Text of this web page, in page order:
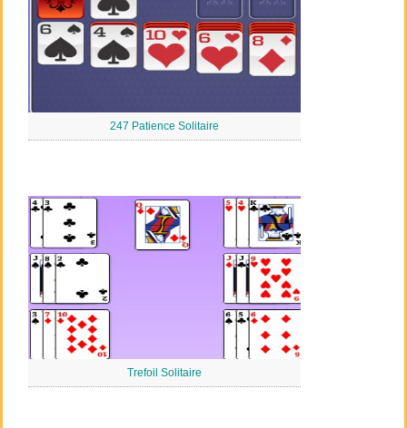
247 Patience Solitaire
Trefoil Solitaire